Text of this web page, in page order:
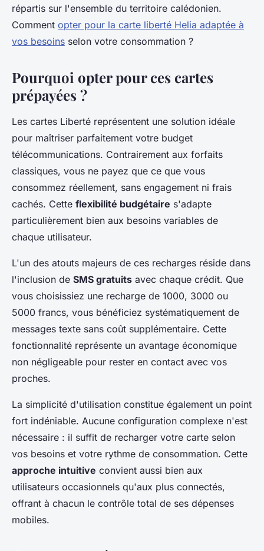
répartis sur l'ensemble du territoire calédonien.
Comment opter pour la carte liberté Helia adaptée à
vos besoins selon votre consommation ?
Pourquoi opter pour ces cartes
prépayées ?
Les cartes Liberté représentent une solution idéale
pour maîtriser parfaitement votre budget
télécommunications. Contrairement aux forfaits
classiques, vous ne payez que ce que vous
consommez réellement, sans engagement ni frais
cachés. Cette flexibilité budgétaire s'adapte
particulièrement bien aux besoins variables de
chaque utilisateur.
L'un des atouts majeurs de ces recharges réside dans
l'inclusion de SMS gratuits avec chaque crédit. Que
vous choisissiez une recharge de 1000, 3000 ou
5000 francs, vous bénéficiez systématiquement de
messages texte sans coût supplémentaire. Cette
fonctionnalité représente un avantage économique
non négligeable pour rester en contact avec vos
proches.
La simplicité d'utilisation constitue également un point
fort indéniable. Aucune configuration complexe n'est
nécessaire : il suffit de recharger votre carte selon
vos besoins et votre rythme de consommation. Cette
approche intuitive convient aussi bien aux
utilisateurs occasionnels qu'aux plus connectés,
offrant à chacun le contrôle total de ses dépenses
mobiles.